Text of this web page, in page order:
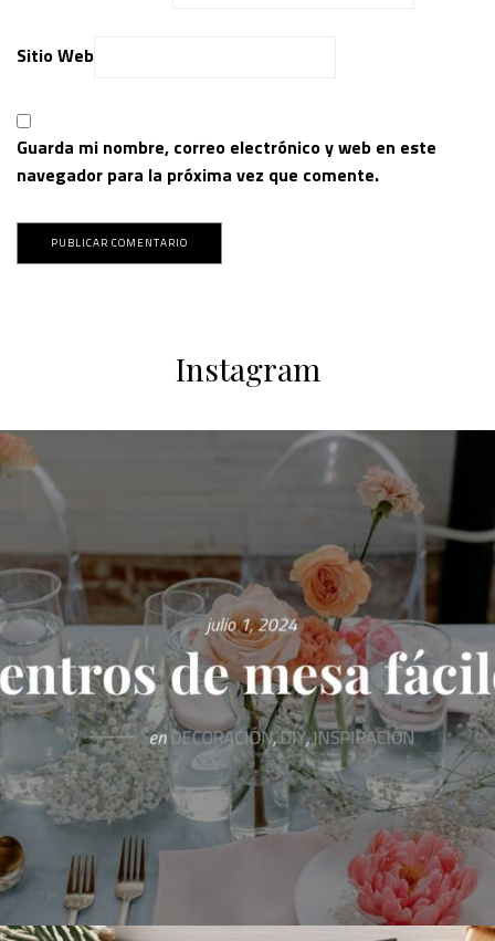
Sitio Web
Guarda mi nombre, correo electrónico y web en este
navegador para la próxima vez que comente.
Instagram